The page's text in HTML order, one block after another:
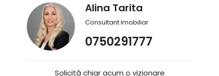
Alina Tarita
Consultant Imobiliar
0750291777
Solicită chiar acum o vizionare